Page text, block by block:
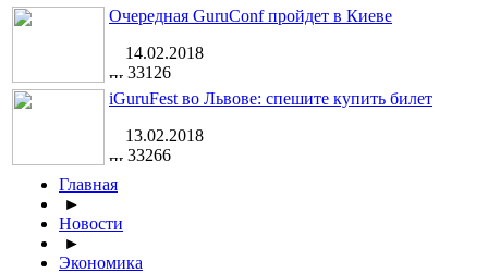
Очередная GuruConf пройдет в Киеве
14.02.2018
33126
iGuruFest во Львове: спешите купить билет
13.02.2018
33266
Главная
►
Новости
►
Экономика